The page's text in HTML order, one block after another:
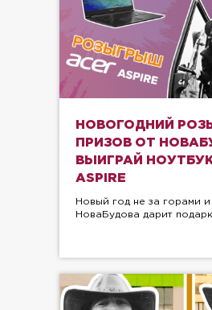
НОВОГОДНИЙ
ПРИЗОВ ОТ
ВЫИГРАЙ НОУТБУК
ASPIRE
Новый год не за горами и
НоваБудова дарит